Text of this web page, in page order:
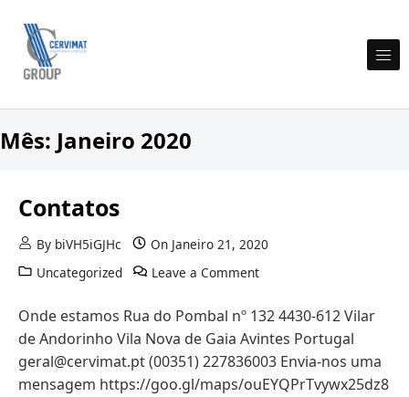
Skip to content
Mês: Janeiro 2020
Contatos
By biVH5iGJHc On Janeiro 21, 2020
Uncategorized
Leave a Commenton Contatos
Onde estamos Rua do Pombal nº 132 4430-612 Vilar
de Andorinho Vila Nova de Gaia Avintes Portugal
geral@cervimat.pt (00351) 227836003 Envia-nos uma
mensagem https://goo.gl/maps/ouEYQPrTvywx25dz8